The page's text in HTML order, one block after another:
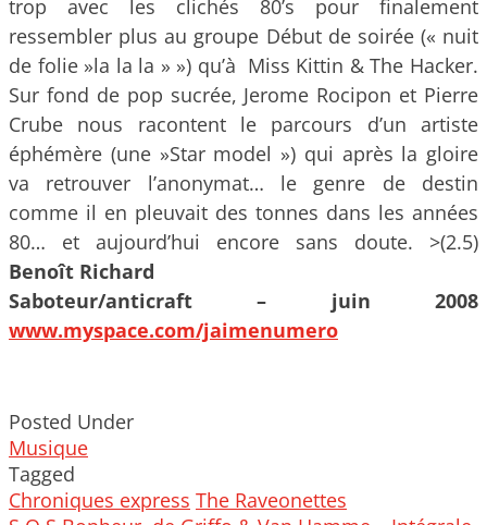
trop avec les clichés 80’s pour finalement
ressembler plus au groupe Début de soirée (« nuit
de folie »la la la » ») qu’à Miss Kittin & The Hacker.
Sur fond de pop sucrée, Jerome Rocipon et Pierre
Crube nous racontent le parcours d’un artiste
éphémère (une »Star model ») qui après la gloire
va retrouver l’anonymat… le genre de destin
comme il en pleuvait des tonnes dans les années
80… et aujourd’hui encore sans doute. >(2.5)
Benoît Richard
Saboteur/anticraft – juin 2008
www.myspace.com/jaimenumero
Posted Under
Musique
Tagged
Chroniques express The Raveonettes